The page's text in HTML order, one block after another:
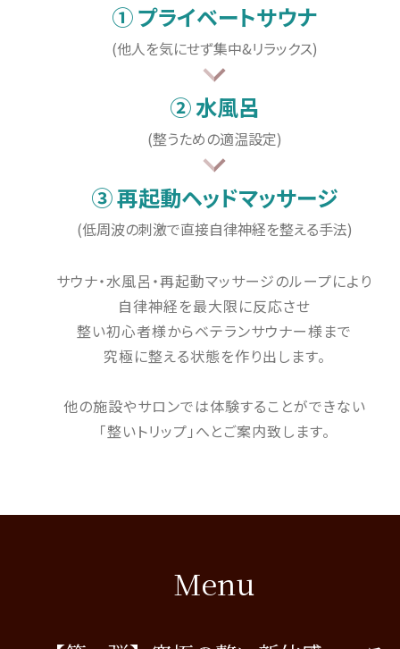
① プライベートサウナ
(他人を気にせず集中&リラックス)
② 水風呂
(整うための適温設定)
③ 再起動ヘッドマッサージ
(低周波の刺激で直接自律神経を整える手法)
サウナ・水風呂・再起動マッサージのループにより
自律神経を最大限に反応させ
整い初心者様からベテランサウナー様まで
究極に整える状態を作り出します。
他の施設やサロンでは体験することができない
「整いトリップ」へとご案内致します。
Menu